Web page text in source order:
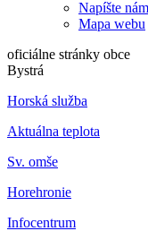
Napíšte nám
Mapa webu
oficiálne stránky obce
Bystrá
Horská služba
Aktuálna teplota
Sv. omše
Horehronie
Infocentrum